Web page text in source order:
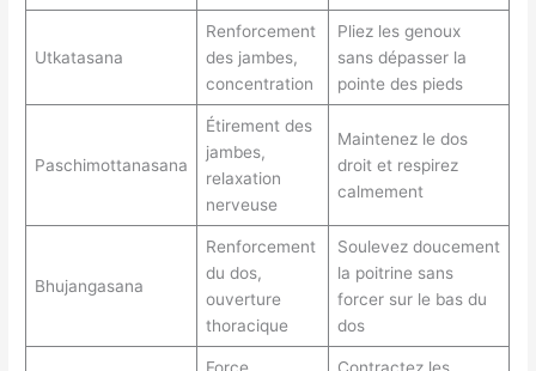
Utkatasana
Renforcement
des jambes,
concentration
Pliez les genoux
sans dépasser la
pointe des pieds
Paschimottanasana
Étirement des
jambes,
relaxation
nerveuse
Maintenez le dos
droit et respirez
calmement
Bhujangasana
Renforcement
du dos,
ouverture
thoracique
Soulevez doucement
la poitrine sans
forcer sur le bas du
dos
Force, Contractez les